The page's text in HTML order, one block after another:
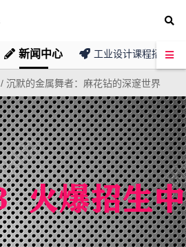
新闻中心 工业设计课程招募
/沉默的金属舞者：麻花钻的深邃世界